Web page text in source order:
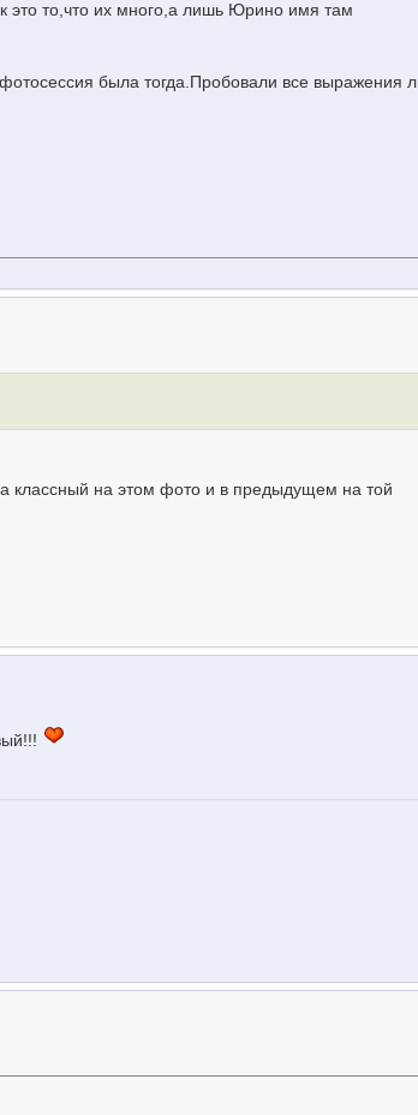
это то,что их много,а лишь Юрино имя там
была тогда.Пробовали все выражения
на этом фото и в предыдущем на той